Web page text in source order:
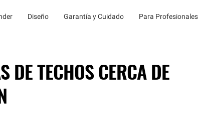
Diseño Garantía y Cuidado Para Profesionales
DE TECHOS CERCA DE